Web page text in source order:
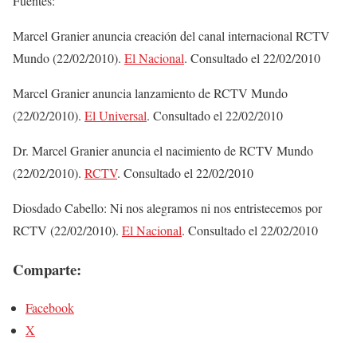
Marcel Granier anuncia creación del canal internacional RCTV
Mundo (22/02/2010). El Nacional. Consultado el 22/02/2010
Marcel Granier anuncia lanzamiento de RCTV Mundo
(22/02/2010). El Universal. Consultado el 22/02/2010
Dr. Marcel Granier anuncia el nacimiento de RCTV Mundo
(22/02/2010). RCTV. Consultado el 22/02/2010
Diosdado Cabello: Ni nos alegramos ni nos entristecemos por
RCTV (22/02/2010). El Nacional. Consultado el 22/02/2010
Comparte:
Facebook
X